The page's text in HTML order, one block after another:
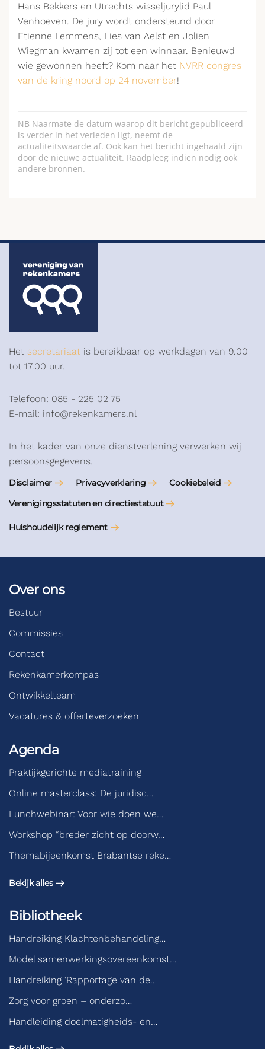
Hans Bekkers en Utrechts wisseljurylid Paul
Venhoeven. De jury wordt ondersteund door
Etienne Lemmens, Lies van Aelst en Jolien
Wiegman kwamen zij tot een winnaar. Benieuwd
wie gewonnen heeft? Kom naar het NVRR congres
van de kring noord op 24 november!
NB Naarmate de datum waarop dit bericht gepubliceerd
is verder in het verleden ligt, neemt de
actualiteitswaarde af. Ook kan het bericht ingehaald zijn
door de nieuwe actualiteit. Raadpleeg indien nodig ook
andere bronnen.
Het secretariaat is bereikbaar op werkdagen van 9.00
tot 17.00 uur.
Telefoon: 085 - 225 02 75
E-mail: info@rekenkamers.nl
In het kader van onze dienstverlening verwerken wij
persoonsgegevens.
Disclaimer Privacyverklaring
Cookiebeleid
Verenigingsstatuten en directiestatuut
Huishoudelijk reglement
Over ons
Bestuur
Commissies
Contact
Rekenkamerkompas
Ontwikkelteam
Vacatures & offerteverzoeken
Agenda
Praktijkgerichte mediatraining
Online masterclass: De juridisc…
Lunchwebinar: Voor wie doen we…
Workshop “breder zicht op doorw…
Themabijeenkomst Brabantse reke…
Bekijk alles
Bibliotheek
Handreiking Klachtenbehandeling…
Model samenwerkingsovereenkomst…
Handreiking ‘Rapportage van de…
Zorg voor groen – onderzo…
Handleiding doelmatigheids- en…